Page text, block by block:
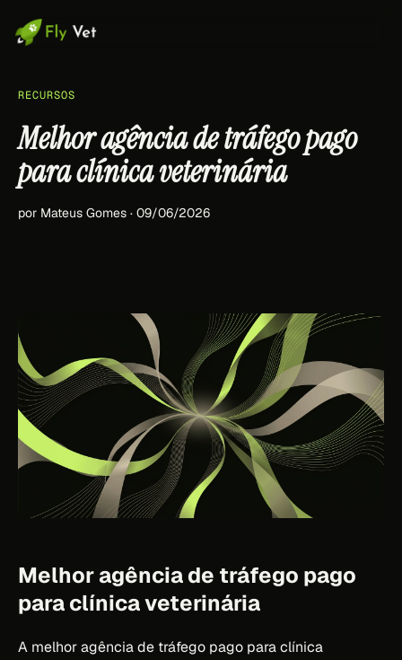
RECURSOS
Melhor agência de tráfego pago
para clínica veterinária
por Mateus Gomes · 09/06/2026
Melhor agência de tráfego pago
para clínica veterinária
A melhor agência de tráfego pago para clínica